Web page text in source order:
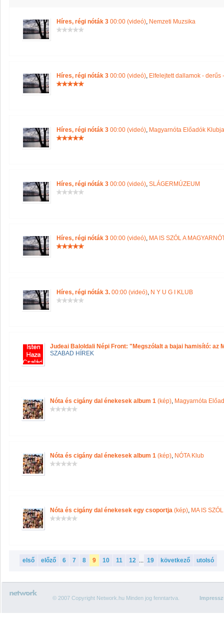
Híres, régi nóták 3 00:00 (videó), Nemzeti Muzsika
Híres, régi nóták 3 00:00 (videó), Elfelejtett dallamok - derűs
Híres, régi nóták 3 00:00 (videó), Magyarnóta Előadók Klubja
Híres, régi nóták 3 00:00 (videó), SLÁGERMÚZEUM
Híres, régi nóták 3 00:00 (videó), MA IS SZÓL A
Híres, régi nóták 3. 00:00 (videó), N Y U G I KLUB
Judeai Baloldali Népi Front: "Megszólalt a bajai hamisító: az
SZABAD HÍREK
Nóta és cigány dal énekesek album 1 (kép), Magyarnóta
Nóta és cigány dal énekesek album 1 (kép), NÓTA Klub
Nóta és cigány dal énekesek egy csoportja (kép), MA IS
első előző 6 7 8 9 10 11 12 ... 19 következő utolsó
© 2007 Copyright Network.hu Minden jog fenntartva.